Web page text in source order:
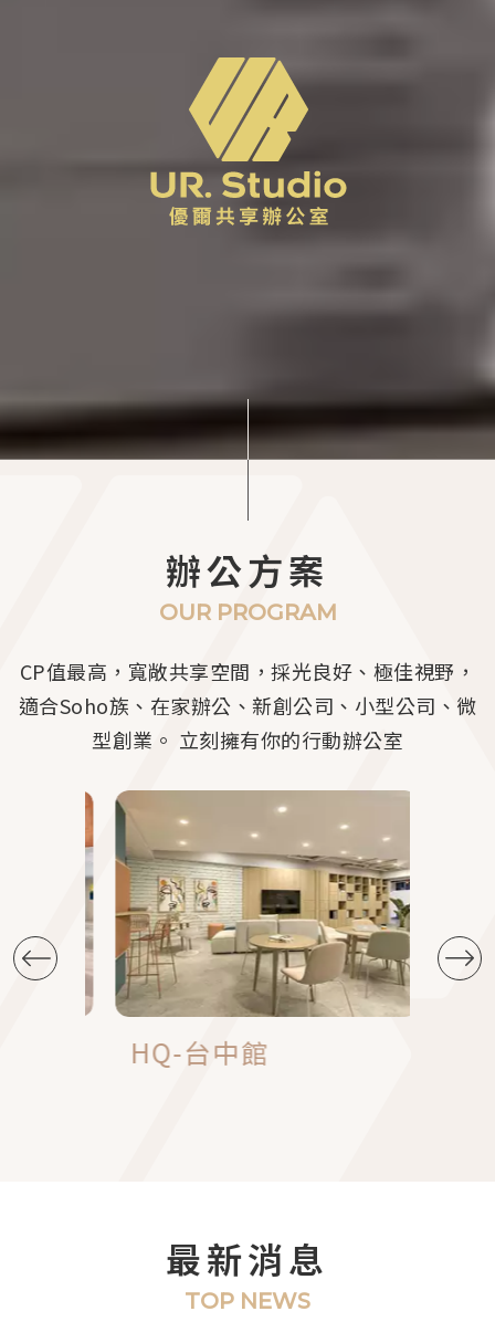
辦公方案
OUR PROGRAM
CP值最高，寬敞共享空間，採光良好、極佳視野，
適合Soho族、在家辦公、新創公司、小型公司、微
型創業。 立刻擁有你的行動辦公室
HQ-台中館
最新消息
TOP NEWS